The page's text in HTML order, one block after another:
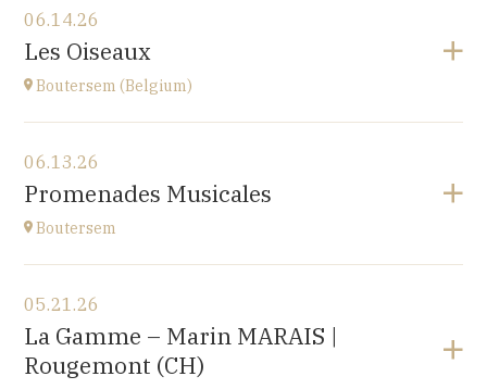
Eglise de Pompierre-sur-Doubs (25340)
3 chemin de l'église
at17H
06.14.26
Les Oiseaux
Boutersem (Belgium)
Sint-Annakerk
Roosbeek
at17H00
06.13.26
Promenades Musicales
Boutersem
Boutersem
promenade dans la ville
at14H
05.21.26
La Gamme – Marin MARAIS |
Rougemont (CH)